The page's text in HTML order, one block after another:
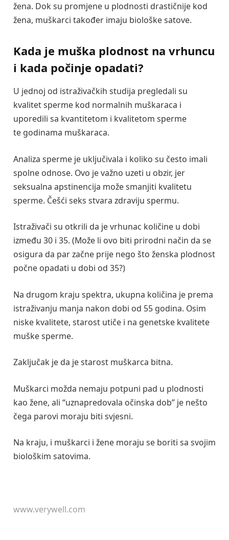
žena. Dok su promjene u plodnosti drastičnije kod
žena, muškarci također imaju biološke satove.
Kada je muška plodnost na vrhuncu
i kada počinje opadati?
U jednoj od istraživačkih studija pregledali su
kvalitet sperme kod normalnih muškaraca i
uporedili sa kvantitetom i kvalitetom sperme
te godinama muškaraca.
Analiza sperme je uključivala i koliko su često imali
spolne odnose. Ovo je važno uzeti u obzir, jer
seksualna apstinencija može smanjiti kvalitetu
sperme. Češći seks stvara zdraviju spermu.
Istraživači su otkrili da je vrhunac količine u dobi
između 30 i 35. (Može li ovo biti prirodni način da se
osigura da par začne prije nego što ženska plodnost
počne opadati u dobi od 35?)
Na drugom kraju spektra, ukupna količina je prema
istraživanju manja nakon dobi od 55 godina. Osim
niske kvalitete, starost utiče i na genetske kvalitete
muške sperme.
Zaključak je da je starost muškarca bitna.
Muškarci možda nemaju potpuni pad u plodnosti
kao žene, ali “uznapredovala očinska dob” je nešto
čega parovi moraju biti svjesni.
Na kraju, i muškarci i žene moraju se boriti sa svojim
biološkim satovima.
www.verywell.com